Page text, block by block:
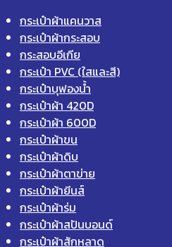
กระเป๋าผ้าแคนวาส
กระเป๋าผ้ากระสอบ
กระสอบอีเกีย
กระเป๋า PVC (ใสและสี)
กระเป๋าบุฟองน้ำ
กระเป๋าผ้า 420D
กระเป๋าผ้า 600D
กระเป๋าผ้าขน
กระเป๋าผ้าดิบ
กระเป๋าผ้าตาข่าย
กระเป๋าผ้ายีนส์
กระเป๋าผ้าร่ม
กระเป๋าผ้าสปันบอนด์
กระเป๋าผ้าสักหลาด